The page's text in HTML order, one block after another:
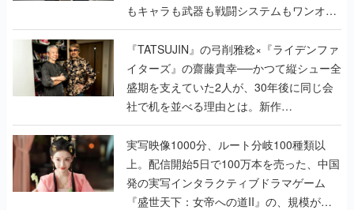
もキャラも武器も戦闘システムもワンオフ
で作り込まれた理由を両ディレクターに聞
く
『TATSUJIN』の弓削雅稔×『ライデンファ
イターズ』の齋藤貴幸──かつて縦シュー全
盛期を支えていた2人が、30年後に同じ会
社で机を並べる理由とは。新作
『TATSUJIN EXTREME』で初タッグを組
んだレジェンド2人に訊く開発秘話
実写映像1000分、ルート分岐100種類以
上。配信開始5日で100万本を売った、中国
発の実写インタラクティブドラマゲーム
『盛世天下：女帝への道II』の、規模が違